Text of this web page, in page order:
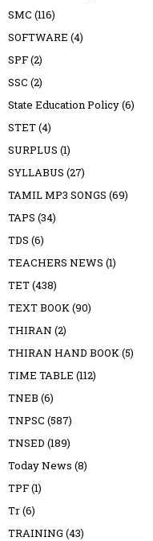
SMC (116)
SOFTWARE (4)
SPF(2)
SSC (2)
State Education Policy(6)
STET(4)
SURPLUS (1)
SYLLABUS (27)
TAMIL MP3 SONGS (69)
TAPS (34)
TDS (6)
TEACHERS NEWS (1)
TET(438)
TEXT BOOK(90)
THIRAN (2)
THIRAN HAND BOOK(5)
TIME TABLE (112)
TNEB (6)
TNPSC (587)
TNSED (189)
Today News (8)
TPF(1)
Tr(6)
TRAINING (43)